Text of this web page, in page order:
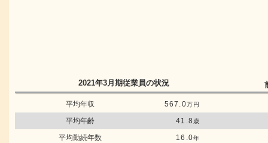
2021年3月期従業員の状況
平均年収 567.0万円
平均年齢 41.8 歳
平均勤続年数 16.0年